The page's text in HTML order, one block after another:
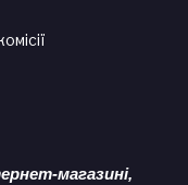
магазині,